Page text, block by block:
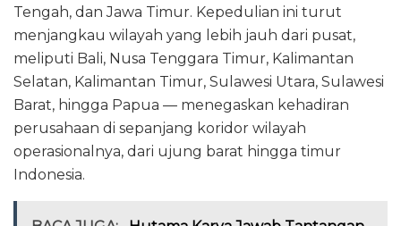
Tengah, dan Jawa Timur. Kepedulian ini turut
menjangkau wilayah yang lebih jauh dari pusat,
meliputi Bali, Nusa Tenggara Timur, Kalimantan
Selatan, Kalimantan Timur, Sulawesi Utara, Sulawesi
Barat, hingga Papua — menegaskan kehadiran
perusahaan di sepanjang koridor wilayah
operasionalnya, dari ujung barat hingga timur
Indonesia.